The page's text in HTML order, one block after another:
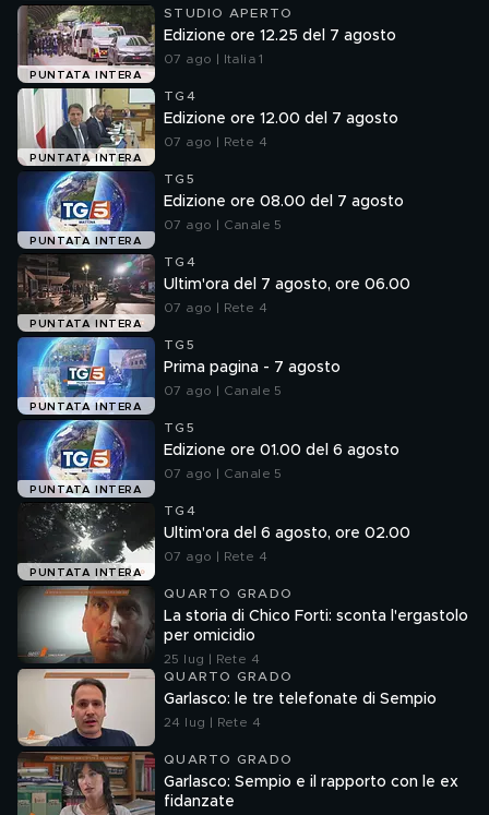
PUNTATA INTERA
STUDIO APERTO
Edizione ore 12.25 del 7 agosto
07 ago | Italia 1
PUNTATA INTERA
TG4
Edizione ore 12.00 del 7 agosto
07 ago | Rete 4
PUNTATA INTERA
TG5
Edizione ore 08.00 del 7 agosto
07 ago | Canale 5
PUNTATA INTERA
TG4
Ultim'ora del 7 agosto, ore 06.00
07 ago | Rete 4
PUNTATA INTERA
TG5
Prima pagina - 7 agosto
07 ago | Canale 5
PUNTATA INTERA
TG5
Edizione ore 01.00 del 6 agosto
07 ago | Canale 5
PUNTATA INTERA
TG4
Ultim'ora del 6 agosto, ore 02.00
07 ago | Rete 4
QUARTO GRADO
La storia di Chico Forti: sconta l'ergastolo
per omicidio
25 lug | Rete 4
QUARTO GRADO
Garlasco: le tre telefonate di Sempio
24 lug | Rete 4
QUARTO GRADO
Garlasco: Sempio e il rapporto con le ex
fidanzate